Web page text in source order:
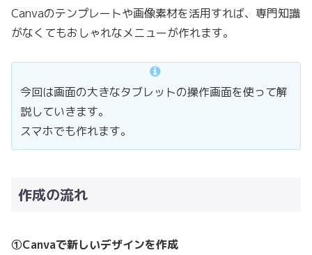
Canvaのテンプレートや画像素材を活用すれば、専門知識
がなくてもおしゃれなメニューが作れます。
今回は画面の大きなタブレットの操作画面を使って解
説していきます。
スマホでも作れます。
作成の流れ
①Canvaで新しいデザインを作成